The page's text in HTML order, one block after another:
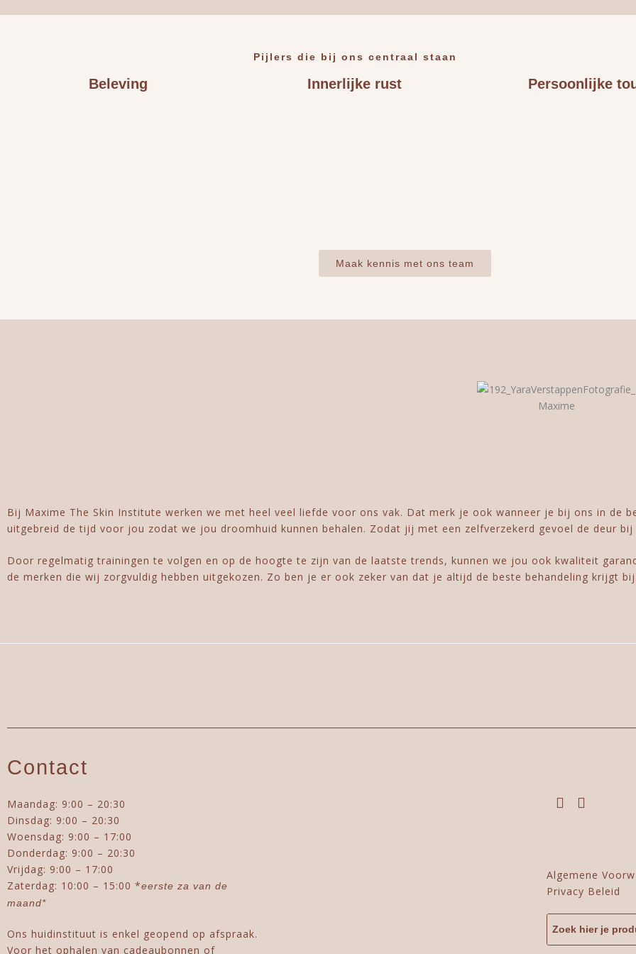
Pijlers die bij ons centraal staan
Beleving Innerlijke rust Persoonlijke
Maak kennis met ons team
Bij Maxime The Skin Institute werken we met heel veel liefde voor ons vak. Dat merk je ook wanneer je bij ons in de
uitgebreid de tijd voor jou zodat we jou droomhuid kunnen behalen. Zodat jij met een zelfverzekerd gevoel de deur
Door regelmatig trainingen te volgen en op de hoogte te zijn van de laatste trends, kunnen we jou ook kwaliteit
de merken die wij zorgvuldig hebben uitgekozen. Zo ben je er ook zeker van dat je altijd de beste behandeling krijgt
Contact
Maandag: 9:00 – 20:30
Dinsdag: 9:00 – 20:30
Woensdag: 9:00 – 17:00
Donderdag: 9:00 – 20:30
Vrijdag: 9:00 – 17:00
Zaterdag: 10:00 – 15:00 *eerste za van de
maand*
Ons huidinstituut is enkel geopend op afspraak.
Voor het ophalen van cadeaubonnen of
Algemene
Privacy Beleid